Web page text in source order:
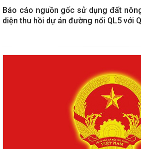
Báo cáo nguồn gốc sử dụng đất
diện thu hồi dự án đường nối QL5 với